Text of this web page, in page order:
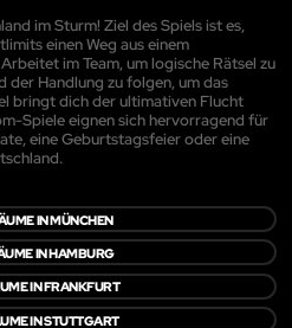
im Sturm! Ziel des Spiels ist es,
einen Weg aus einem
im Team, um logische Rätsel zu
der Handlung zu folgen, um das
bringt dich der ultimativen Flucht
Spiele eignen sich hervorragend für
eine Geburtstagsfeier oder eine
IN MÜNCHEN
IN HAMBURG
IN FRANKFURT
IN STUTTGART